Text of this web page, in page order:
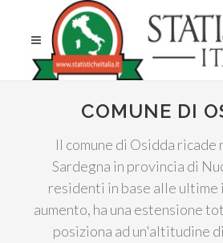
COMUNE DI
Il comune di Osidda ricade
Sardegna in provincia di
residenti in base alle ultime
aumento, ha una estensione
posiziona ad un'altitudine